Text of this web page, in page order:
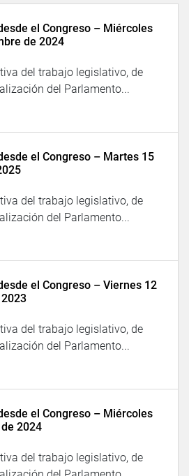
el Congreso – Miércoles
de 2024
del trabajo legislativo, de
del Parlamento...
el Congreso – Martes 15
del trabajo legislativo, de
del Parlamento...
el Congreso – Viernes 12
del trabajo legislativo, de
del Parlamento...
el Congreso – Miércoles
2024
del trabajo legislativo, de